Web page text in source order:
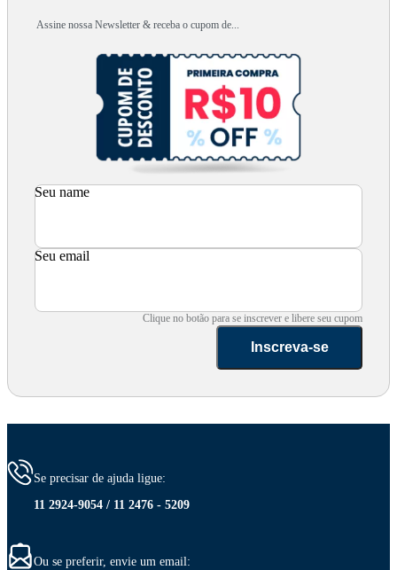
Assine nossa Newsletter & receba o cupom de...
Seu name
Seu email
Clique no botão para se inscrever e libere seu cupom
Inscreva-se
Se precisar de ajuda ligue:
11 2924-9054 / 11 2476 - 5209
Ou se preferir, envie um email: